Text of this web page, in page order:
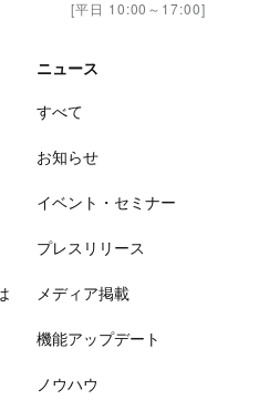
[平日 10:00～17:00]
ニュース
すべて
お知らせ
イベント・セミナー
プレスリリース
メディア掲載
機能アップデート
ノウハウ